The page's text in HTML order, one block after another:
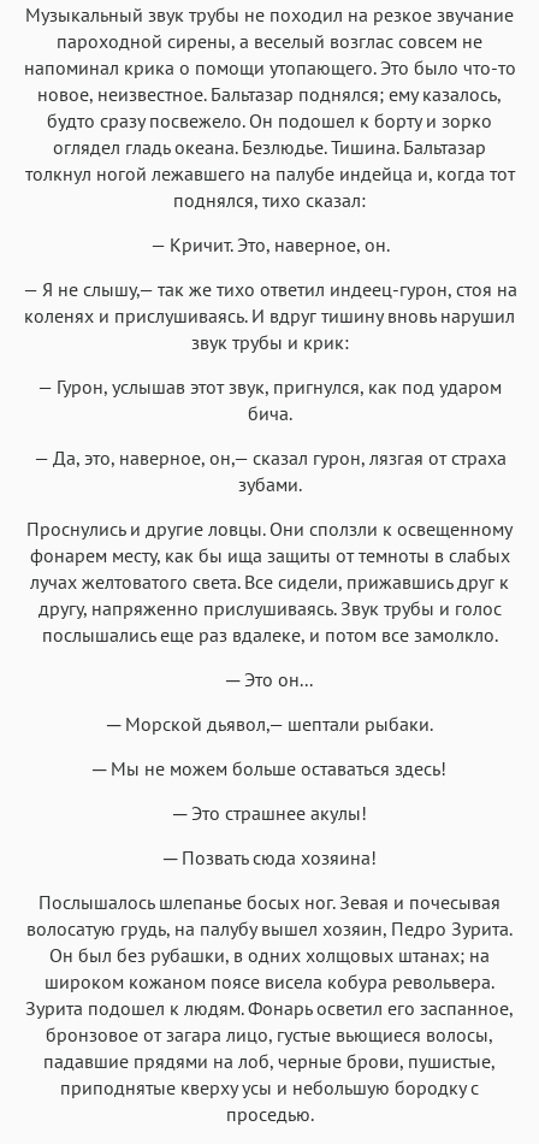
Музыкальный звук трубы не походил на резкое звучание
пароходной сирены, а веселый возглас совсем не
напоминал крика о помощи утопающего. Это было что-то
новое, неизвестное. Бальтазар поднялся; ему казалось,
будто сразу посвежело. Он подошел к борту и зорко
оглядел гладь океана. Безлюдье. Тишина. Бальтазар
толкнул ногой лежавшего на палубе индейца и, когда тот
поднялся, тихо сказал:
— Кричит. Это, наверное, он.
— Я не слышу,— так же тихо ответил индеец-гурон, стоя на
коленях и прислушиваясь. И вдруг тишину вновь нарушил
звук трубы и крик:
— Гурон, услышав этот звук, пригнулся, как под ударом
бича.
— Да, это, наверное, он,— сказал гурон, лязгая от страха
зубами.
Проснулись и другие ловцы. Они сползли к освещенному
фонарем месту, как бы ища защиты от темноты в слабых
лучах желтоватого света. Все сидели, прижавшись друг к
другу, напряженно прислушиваясь. Звук трубы и голос
послышались еще раз вдалеке, и потом все замолкло.
─ Это он...
─ Морской дьявол,— шептали рыбаки.
─ Мы не можем больше оставаться здесь!
─ Это страшнее акулы!
─ Позвать сюда хозяина!
Послышалось шлепанье босых ног. Зевая и почесывая
волосатую грудь, на палубу вышел хозяин, Педро Зурита.
Он был без рубашки, в одних холщовых штанах; на
широком кожаном поясе висела кобура револьвера.
Зурита подошел к людям. Фонарь осветил его заспанное,
бронзовое от загара лицо, густые вьющиеся волосы,
падавшие прядями на лоб, черные брови, пушистые,
приподнятые кверху усы и небольшую бородку с
проседью.